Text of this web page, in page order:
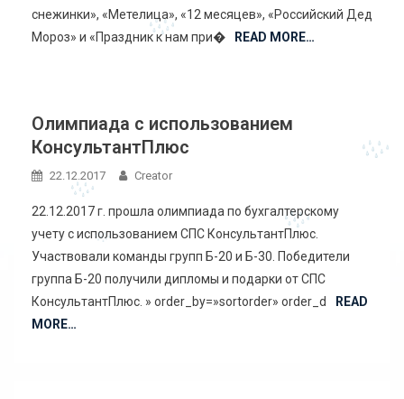
снежинки», «Метелица», «12 месяцев», «Российский Дед
Мороз» и «Праздник к нам при�
READ MORE…
Олимпиада с использованием
КонсультантПлюс
22.12.2017 Creator
22.12.2017 г. прошла олимпиада по бухгалтерскому
учету с использованием СПС КонсультантПлюс.
Участвовали команды групп Б-20 и Б-30. Победители
группа Б-20 получили дипломы и подарки от СПС
КонсультантПлюс. » order_by=»sortorder» order_d
READ
MORE…